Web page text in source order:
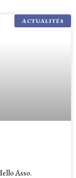
ACTUALITÉS
Asso.